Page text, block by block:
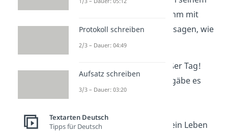
Geburtstag kannst du ihm mit
Geburtstagswünschen
sagen, wie
viel er dir bedeutet!
„Heute ist dein großer Tag!
Lass uns feiern, als gäbe es
keinMorgen
„Ohne dich wäre mein Leben
Protokoll schreiben
2/3 – Dauer: 04:49
Aufsatz schreiben
3/3 – Dauer: 03:20
Textarten Deutsch
Tipps für Deutsch